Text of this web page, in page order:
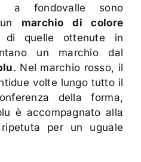
a fondovalle sono
marchio di colore
di quelle ottenute in
un marchio dal
. Nel marchio rosso, il
volte lungo tutto il
della forma,
è accompagnato alla
ripetuta per un uguale